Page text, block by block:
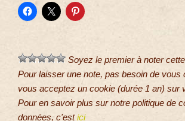
Soyez le premier à noter
Pour laisser une note, pas besoin de vous
vous acceptez un cookie (durée 1 an) sur
Pour en savoir plus sur notre politique de
données, c'estici